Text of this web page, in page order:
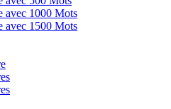
avec 1000 Mots
avec 1500 Mots